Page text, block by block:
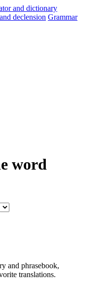
and declension Grammar
word
and phrasebook,
translations.